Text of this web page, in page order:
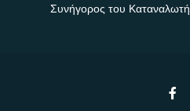
Συνήγορος του Καταναλωτή